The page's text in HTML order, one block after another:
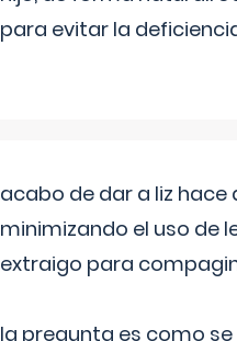
para evitar la
acabo de dar a liz
minimizando el uso de
extraigo para
la pregunta es como